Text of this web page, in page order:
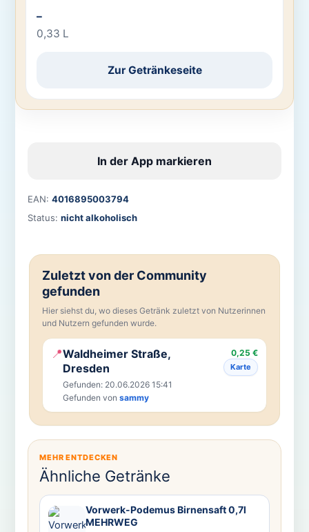
–
0,33 L
Zur Getränkeseite
In der App markieren
EAN: 4016895003794
Status: nicht alkoholisch
Zuletzt von der Community
gefunden
Hier siehst du, wo dieses Getränk zuletzt von Nutzerinnen
und Nutzern gefunden wurde.
📍Waldheimer Straße,
Dresden
Gefunden: 20.06.2026 15:41
Gefunden von sammy
0,25 €
Karte
MEHR ENTDECKEN
Ähnliche Getränke
Vorwerk-Podemus Birnensaft 0,7l
MEHRWEG